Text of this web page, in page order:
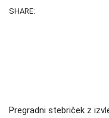
SHARE:
Pregradni stebriček z